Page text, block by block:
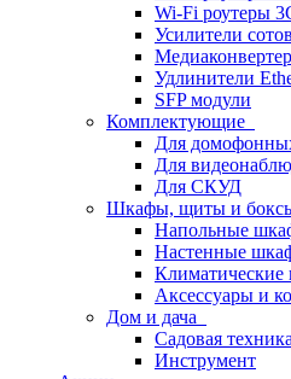
Wi-Fi роутеры
Усилители
Удлинители
SFP модули
Комплектующие
Для
Для
Для СКУД
Шкафы, щиты и
Напольные
Настенные
Аксессуары и
Дом и дача
Садовая техника
Инструмент